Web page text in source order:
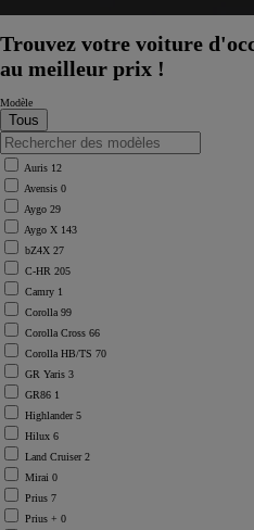
Trouvez votre voiture
au meilleur prix !
Modèle
Auris 12
Avensis 0
Aygo 29
Aygo X 143
bZ4X 27
C-HR 205
Camry 1
Corolla 99
Corolla Cross 66
Corolla HB/TS 70
GR Yaris 3
GR86 1
Highlander5
Hilux 6
Land Cruiser2
Mirai 0
Prius 7
Prius + 0